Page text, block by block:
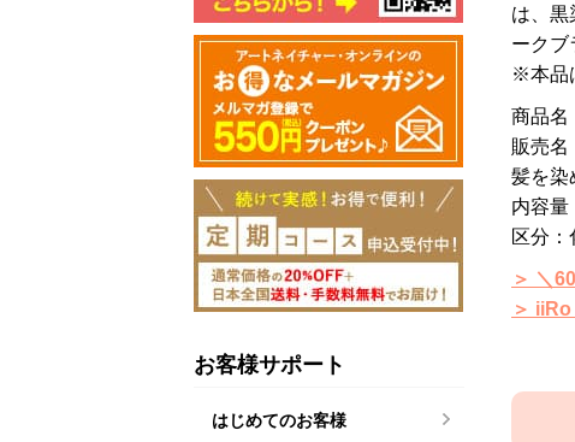
お客様サポート
はじめてのお客様
は、黒
ークブ
※本品
商品名
販売名
髪を染
内容量
区分
＞ ＼
＞